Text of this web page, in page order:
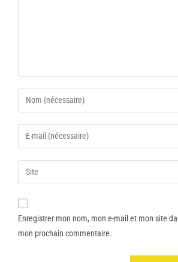
Enregistrer mon nom, mon e-mail et mon site
mon prochain commentaire.